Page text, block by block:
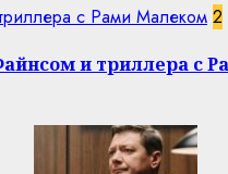
с Рами Малеком 2
и триллера с